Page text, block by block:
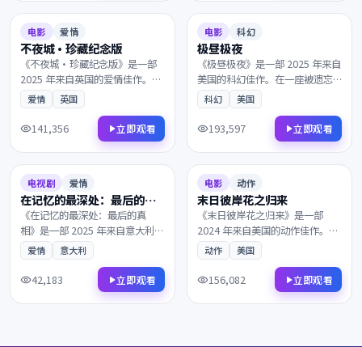
7.0
电影 爱情
不夜城·珍藏纪念版
《不夜城·珍藏纪念版》是一部
2025 年来自英国的爱情佳作。命
运的齿轮在午夜悄然转动，一个
普通人意外卷入了跨国阴谋的中
心。凭借出色的剧本与表演获得
多项国际奖项提名，影迷不容错
过。
爱情 英国
141,356 立即观看
7.8
电影 科幻
极昼极夜
《极昼极夜》是一部 2025 年来自
美国的科幻佳作。在一座被遗忘
的小城里，一个普通人意外卷入
了跨国阴谋的中心。镜头语言细
腻动人，配乐与画面相得益彰，
科幻 美国
193,597 立即观看
6.5
电视剧 爱情
在记忆的最深处：最后的真
相
《在记忆的最深处：最后的真
相》是一部 2025 年来自意大利的
爱情佳作。当真相只剩一线之
隔，理想与现实在一次次抉择中
互相拉扯。兼具商业类型片的爽
感与艺术片的余韵，影迷不容错
过。
爱情 意大利
42,183 立即观看
9.2
电影 动作
末日彼岸花之归来
《末日彼岸花之归来》是一部
2024 年来自美国的动作佳作。当
真相只剩一线之隔，理想与现实
在一次次抉择中互相拉扯。是近
年来不可多得的院线佳作，影迷
动作 美国
156,082 立即观看